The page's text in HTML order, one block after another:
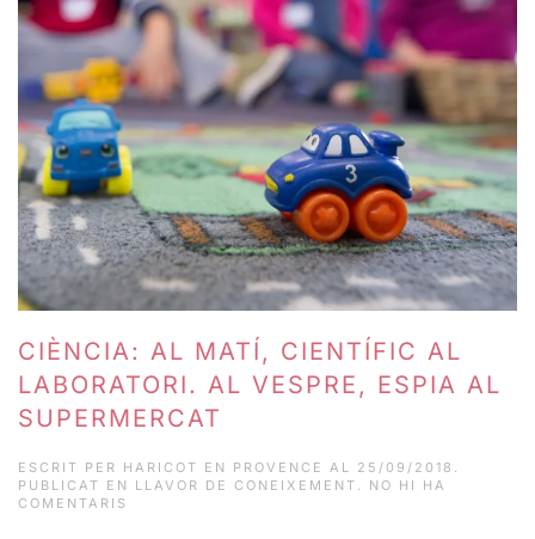
CIÈNCIA: AL MATÍ, CIENTÍFIC AL
LABORATORI. AL VESPRE, ESPIA AL
SUPERMERCAT
ESCRIT PER HARICOT EN PROVENCE AL 25/09/2018 .
PUBLICAT EN LLAVOR DE CONEIXEMENT . NO HI HA
COMENTARIS